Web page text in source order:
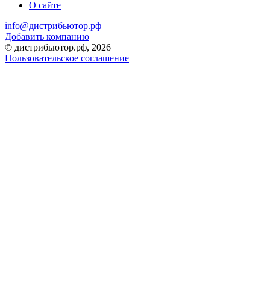
О сайте
info@дистрибьютор.рф
Добавить компанию
© дистрибьютор.рф, 2026
Пользовательское соглашение